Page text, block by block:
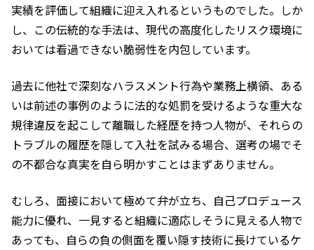
実績を評価して組織に迎え入れるというものでした。しか
し、この伝統的な手法は、現代の高度化したリスク環境に
おいては看過できない脆弱性を内包しています。
過去に他社で深刻なハラスメント行為や業務上横領、ある
いは前述の事例のように法的な処罰を受けるような重大な
規律違反を起こして離職した経歴を持つ人物が、それらの
トラブルの履歴を隠して入社を試みる場合、選考の場でそ
の不都合な真実を自ら明かすことはまずありません。
むしろ、面接において極めて弁が立ち、自己プロデュース
能力に優れ、一見すると組織に適応しそうに見える人物で
あっても、自らの負の側面を覆い隠す技術に長けているケ